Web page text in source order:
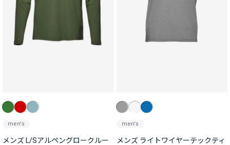
men's
メンズ L/Sアルペングロークルー
men's
メンズ ライトワイヤーテックティ